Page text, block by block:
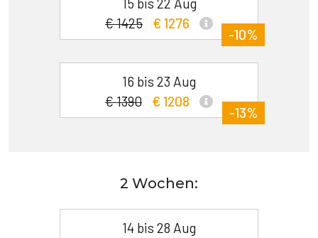
€ 1425
€ 1276
-10%
16 bis 23 Aug
€ 1390
€ 1208
-13%
2 Wochen:
14 bis 28 Aug